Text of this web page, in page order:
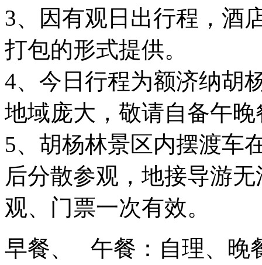
3、因有观日出行程，酒
打包的形式提供。
4、今日行程为额济纳胡
地域庞大，敬请自备午晚
5、胡杨林景区内摆渡车
后分散参观，地接导游
观、门票一次有效。
早餐、 午餐：自理、晚